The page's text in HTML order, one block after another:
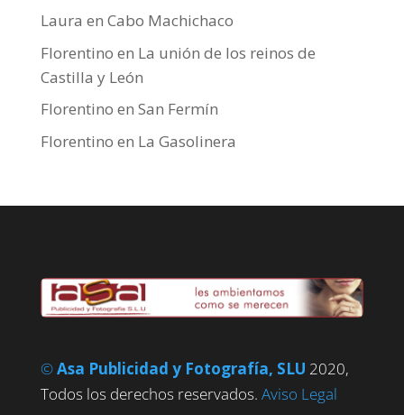
Laura en Cabo Machichaco
Florentino en La unión de los reinos de
Castilla y León
Florentino en San Fermín
Florentino en La Gasolinera
©Asa Publicidad y Fotografía, SLU 2020,
Todos los derechos reservados. Aviso Legal